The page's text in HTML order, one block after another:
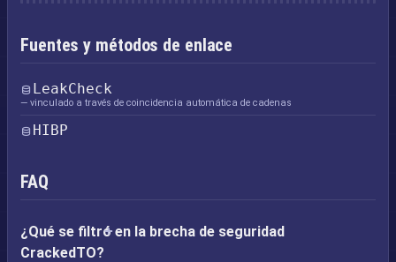
Fuentes y métodos de enlace
LeakCheck
— vinculado a través de coincidencia automática de cadenas
HIBP
FAQ
¿Qué se filtró en la brecha de seguridad
CrackedTO?